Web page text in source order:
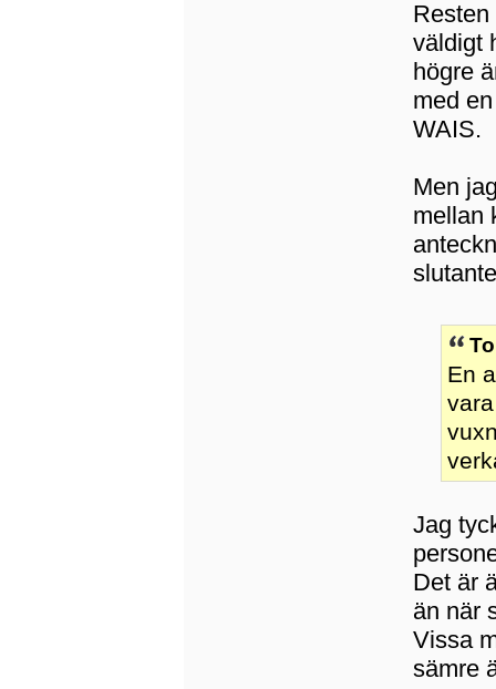
väldigt
högre
med
WAIS.
Men
mellan
En
Jag
Det är
än när
Vissa
sämre